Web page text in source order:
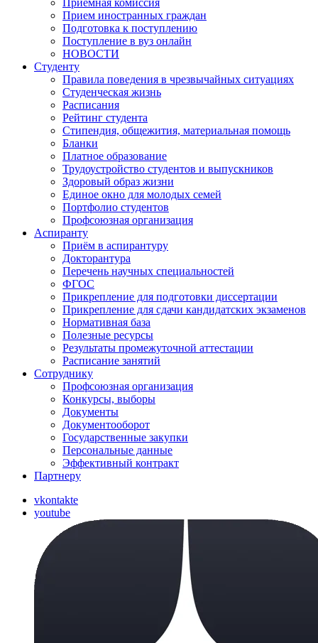
Приёмная комиссия
Прием иностранных граждан
Подготовка к поступлению
Поступление в вуз онлайн
НОВОСТИ
Студенту
Правила поведения в чрезвычайных ситуациях
Студенческая жизнь
Расписания
Рейтинг студента
Стипендия, общежития, материальная помощь
Бланки
Платное образование
Трудоустройство студентов и выпускников
Здоровый образ жизни
Единое окно для молодых семей
Портфолио студентов
Профсоюзная организация
Аспиранту
Приём в аспирантуру
Докторантура
Перечень научных специальностей
ФГОС
Прикрепление для подготовки диссертации
Прикрепление для сдачи кандидатских экзаменов
Нормативная база
Полезные ресурсы
Результаты промежуточной аттестации
Расписание занятий
Сотруднику
Профсоюзная организация
Конкурсы, выборы
Документы
Документооборот
Государственные закупки
Персональные данные
Эффективный контракт
Партнеру
vkontakte
youtube